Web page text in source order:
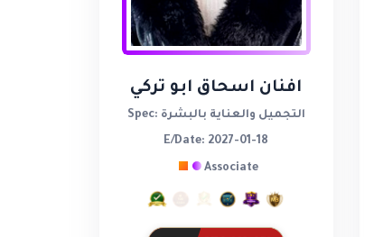
افنان اسحاق ابو تركي
Spec: التجميل والعناية بالبشرة
E/Date: 2027-01-18
Associate